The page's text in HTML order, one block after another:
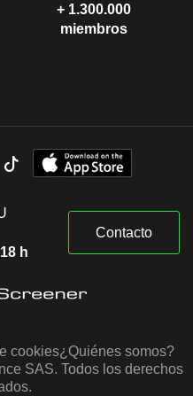
+ 1.300.000
miembros
h
Contacto
cookies¿Quiénes somos?
SAS. Todos los derechos